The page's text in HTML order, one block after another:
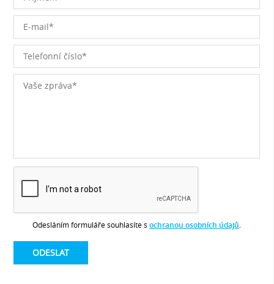
Odesláním formuláře souhlasíte s ochranou osobních údajů